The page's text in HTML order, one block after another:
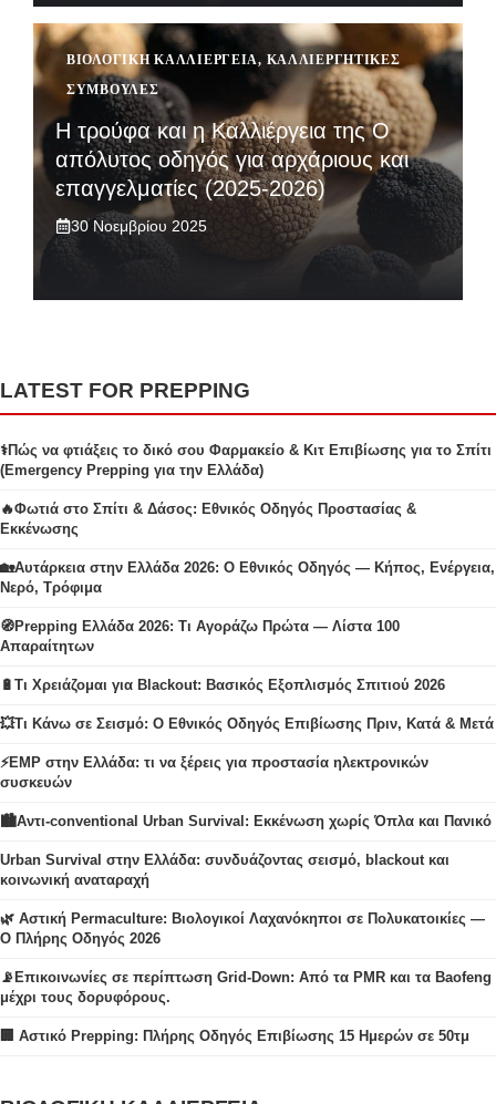
ΒΙΟΛΟΓΙΚΉ ΚΑΛΛΙΈΡΓΕΙΑ, ΚΑΛΛΙΕΡΓΗΤΙΚΈΣ
ΣΥΜΒΟΥΛΈΣ
Η τρούφα και η Καλλιέργεια της Ο
απόλυτος οδηγός για αρχάριους και
επαγγελματίες (2025-2026)
30 Νοεμβρίου 2025
LATEST FOR PREPPING
⚕️Πώς να φτιάξεις το δικό σου Φαρμακείο & Κιτ Επιβίωσης για το Σπίτι
(Emergency Prepping για την Ελλάδα)
🔥Φωτιά στο Σπίτι & Δάσος: Εθνικός Οδηγός Προστασίας &
Εκκένωσης
🏡Αυτάρκεια στην Ελλάδα 2026: Ο Εθνικός Οδηγός — Κήπος, Ενέργεια,
Νερό, Τρόφιμα
🧭Prepping Ελλάδα 2026: Τι Αγοράζω Πρώτα — Λίστα 100
Απαραίτητων
🔋Τι Χρειάζομαι για Blackout: Βασικός Εξοπλισμός Σπιτιού 2026
💥Τι Κάνω σε Σεισμό: Ο Εθνικός Οδηγός Επιβίωσης Πριν, Κατά & Μετά
⚡EMP στην Ελλάδα: τι να ξέρεις για προστασία ηλεκτρονικών
συσκευών
🏙️Αντι-conventional Urban Survival: Εκκένωση χωρίς Όπλα και Πανικό
Urban Survival στην Ελλάδα: συνδυάζοντας σεισμό, blackout και
κοινωνική αναταραχή
🌿 Αστική Permaculture: Βιολογικοί Λαχανόκηποι σε Πολυκατοικίες —
Ο Πλήρης Οδηγός 2026
📡Επικοινωνίες σε περίπτωση Grid-Down: Από τα PMR και τα Baofeng
μέχρι τους δορυφόρους.
🏢 Αστικό Prepping: Πλήρης Οδηγός Επιβίωσης 15 Ημερών σε 50τμ